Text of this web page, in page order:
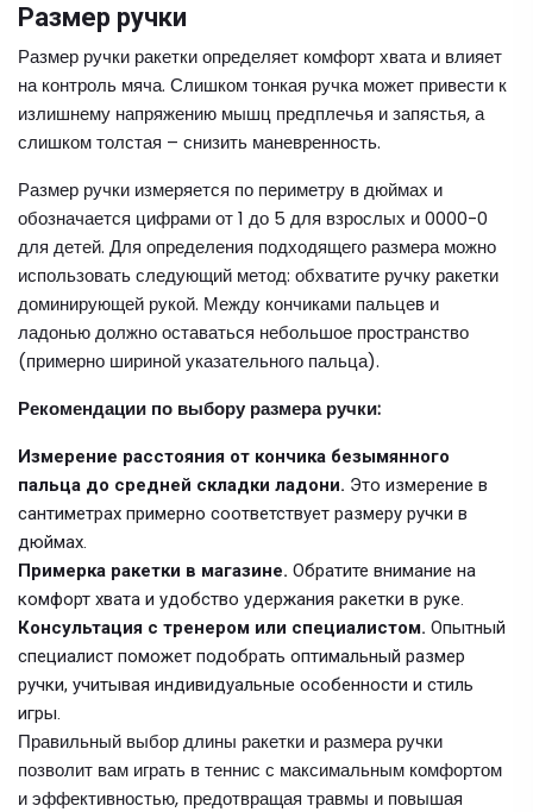
Размер ручки
Размер ручки ракетки определяет комфорт хвата и влияет
на контроль мяча. Слишком тонкая ручка может привести к
излишнему напряжению мышц предплечья и запястья, а
слишком толстая – снизить маневренность.
Размер ручки измеряется по периметру в дюймах и
обозначается цифрами от 1 до 5 для взрослых и 0000-0
для детей. Для определения подходящего размера можно
использовать следующий метод: обхватите ручку ракетки
доминирующей рукой. Между кончиками пальцев и
ладонью должно оставаться небольшое пространство
(примерно шириной указательного пальца).
Рекомендации по выбору размера ручки:
Измерение расстояния от кончика безымянного
пальца до средней складки ладони. Это измерение в
сантиметрах примерно соответствует размеру ручки в
дюймах.
Примерка ракетки в магазине. Обратите внимание на
комфорт хвата и удобство удержания ракетки в руке.
Консультация с тренером или специалистом. Опытный
специалист поможет подобрать оптимальный размер
ручки, учитывая индивидуальные особенности и стиль
игры.
Правильный выбор длины ракетки и размера ручки
позволит вам играть в теннис с максимальным комфортом
и эффективностью, предотвращая травмы и повышая